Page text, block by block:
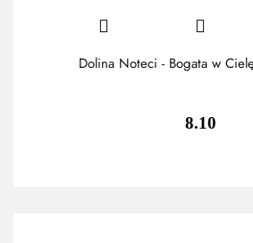
Dolina Noteci - Bogata w
8.10